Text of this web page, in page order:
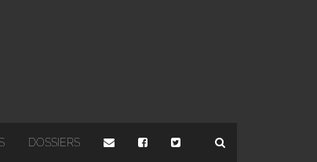
DOSSIERS